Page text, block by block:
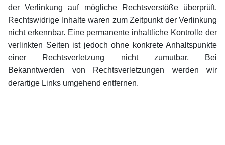
der Verlinkung auf mögliche Rechtsverstöße überprüft.
Rechtswidrige Inhalte waren zum Zeitpunkt der Verlinkung
nicht erkennbar. Eine permanente inhaltliche Kontrolle der
verlinkten Seiten ist jedoch ohne konkrete Anhaltspunkte
einer Rechtsverletzung nicht zumutbar. Bei
Bekanntwerden von Rechtsverletzungen werden wir
derartige Links umgehend entfernen.